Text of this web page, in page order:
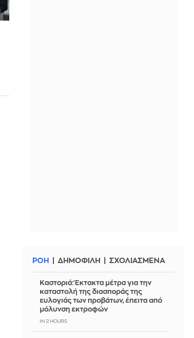
ΡΟΗ ΔΗΜΟΦΙΛΗ ΣΧΟΛΙΑΣΜΕΝΑ
Καστοριά: Έκτακτα μέτρα για την
καταστολή της διασποράς της
ευλογιάς των προβάτων, έπειτα από
μόλυνση εκτροφών
IN 2 HOURS